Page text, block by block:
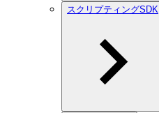
スクリプティングSDK